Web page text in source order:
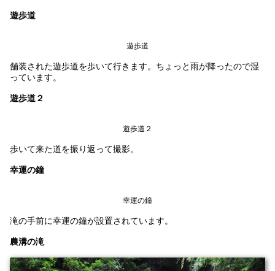
遊歩道
遊歩道
舗装された遊歩道を歩いて行きます。ちょっと雨が降ったので湿
っています。
遊歩道２
遊歩道２
歩いて来た道を振り返って撮影。
幸運の鐘
幸運の鐘
滝の手前に幸運の鐘が設置されています。
農溝の滝